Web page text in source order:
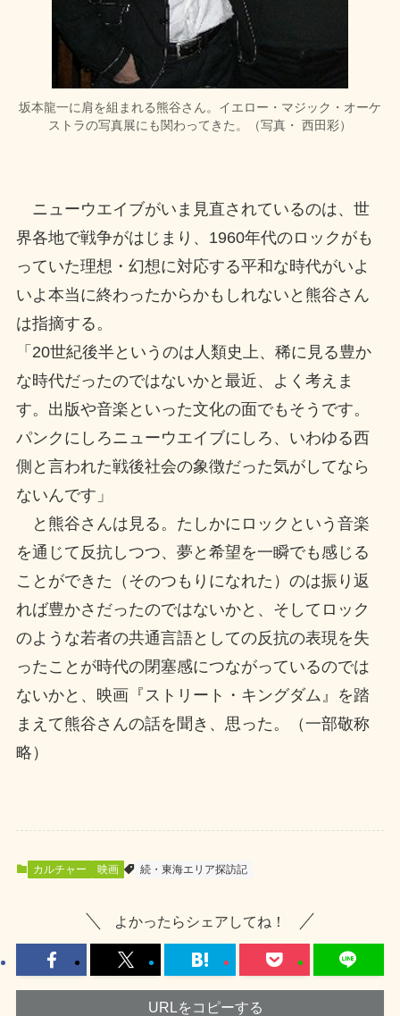
坂本龍一に肩を組まれる熊谷さん。イエロー・マジック・オーケ
ストラの写真展にも関わってきた。（写真・ 西田彩）
ニューウエイブがいま見直されているのは、世
界各地で戦争がはじまり、1960年代のロックがも
っていた理想・幻想に対応する平和な時代がいよ
いよ本当に終わったからかもしれないと熊谷さん
は指摘する。
「20世紀後半というのは人類史上、稀に見る豊か
な時代だったのではないかと最近、よく考えま
す。出版や音楽といった文化の面でもそうです。
パンクにしろニューウエイブにしろ、いわゆる西
側と言われた戦後社会の象徴だった気がしてなら
ないんです」
と熊谷さんは見る。たしかにロックという音楽
を通じて反抗しつつ、夢と希望を一瞬でも感じる
ことができた（そのつもりになれた）のは振り返
れば豊かさだったのではないかと、そしてロック
のような若者の共通言語としての反抗の表現を失
ったことが時代の閉塞感につながっているのでは
ないかと、映画『ストリート・キングダム』を踏
まえて熊谷さんの話を聞き、思った。（一部敬称
略）
カルチャー 映画 続・東海エリア探訪記
よかったらシェアしてね！
URLをコピーする